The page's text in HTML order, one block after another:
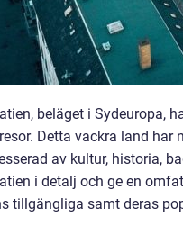
beläget i Sydeuropa,
Detta vackra land har
av kultur, historia,
i detalj och ge en
tillgängliga samt deras